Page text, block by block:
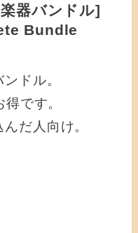
器バンドル]
Bundle
ドル。
です。
だ人向け。